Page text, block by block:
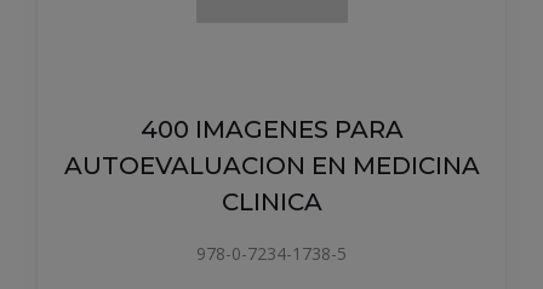
400 IMAGENES PARA
AUTOEVALUACION EN MEDICINA
CLINICA
978-0-7234-1738-5